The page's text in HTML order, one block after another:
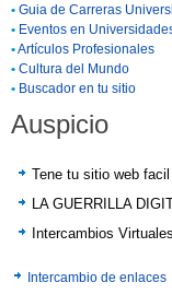
• Guia de Carreras
• Eventos en
•Artículos Profesionales
• Cultura del Mundo
• Buscador en tu sitio
Auspicio
Tene tu sitio web
LA GUERRILLA
Intercambios Virtuales
Intercambio de enlaces